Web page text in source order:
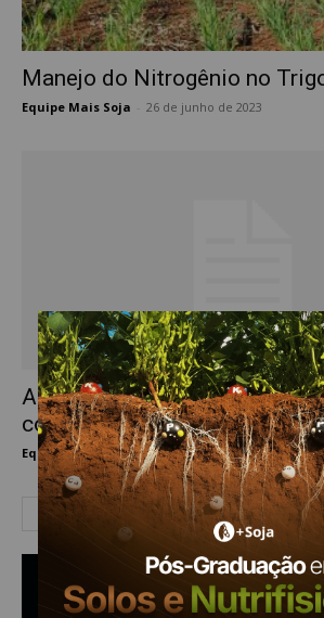
Manejo do Nitrogênio no
Equipe Mais Soja 26 de junho de 2023
Adubação nitrogenada no
com as perdas de Nitrogênio
Equipe Mais Soja - 30 de julho de 2021